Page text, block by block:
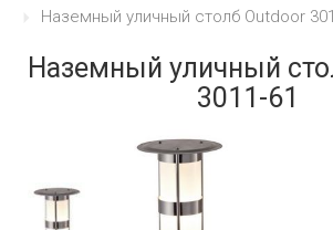
Бра
Интерьерные
Распродажа
Наземный уличный столб Outdoor
Наземный уличный
3011-61